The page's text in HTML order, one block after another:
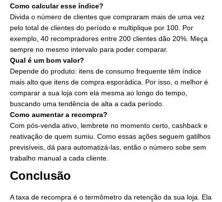
Como calcular esse índice?
Divida o número de clientes que compraram mais de uma vez
pelo total de clientes do período e multiplique por 100. Por
exemplo, 40 recompradores entre 200 clientes dão 20%. Meça
sempre no mesmo intervalo para poder comparar.
Qual é um bom valor?
Depende do produto: itens de consumo frequente têm índice
mais alto que itens de compra esporádica. Por isso, o melhor é
comparar a sua loja com ela mesma ao longo do tempo,
buscando uma tendência de alta a cada período.
Como aumentar a recompra?
Com pós-venda ativo, lembrete no momento certo, cashback e
reativação de quem sumiu. Como essas ações seguem gatilhos
previsíveis, dá para automatizá-las, então o número sobe sem
trabalho manual a cada cliente.
Conclusão
A taxa de recompra é o termômetro da retenção da sua loja. Ela